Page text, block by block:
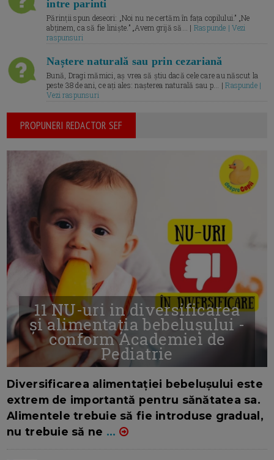
intre parinti
Părinții spun deseori: „Noi nu ne certăm în fața copilului.” „Ne
abținem, ca să fie liniște.” „Avem grijă să... | Raspunde | Vezi
raspunsuri
Naștere naturală sau prin cezariană
Bună, Dragi mămici, aș vrea să știu dacă cele care au născut la
peste 38 de ani, ce ați ales: nașterea naturală sau p... |Raspunde |
Vezi raspunsuri
PROPUNERI REDACTOR SEF
11 NU-uri in diversificarea
și alimentația bebelușului -
conform Academiei de
Pediatrie
Diversificarea alimentației bebelușului este
extrem de importantă pentru sănătatea sa.
Alimentele trebuie să fie introduse gradual,
nu trebuie să ne ...